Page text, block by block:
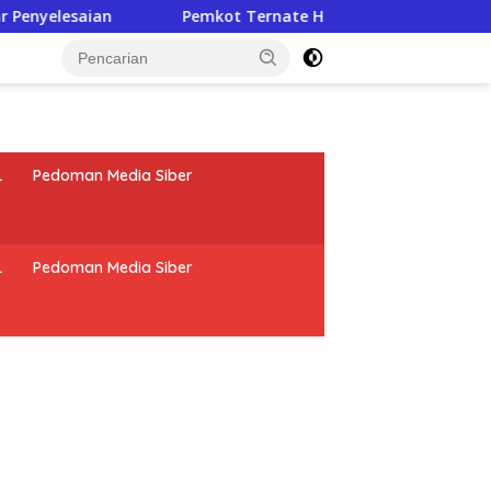
Pemkot Ternate Hapus Denda Pajak, Warga
Pedoman Media Siber
Pedoman Media Siber